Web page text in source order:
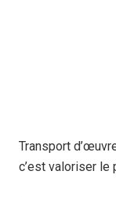
Transport
c’est valoriser le